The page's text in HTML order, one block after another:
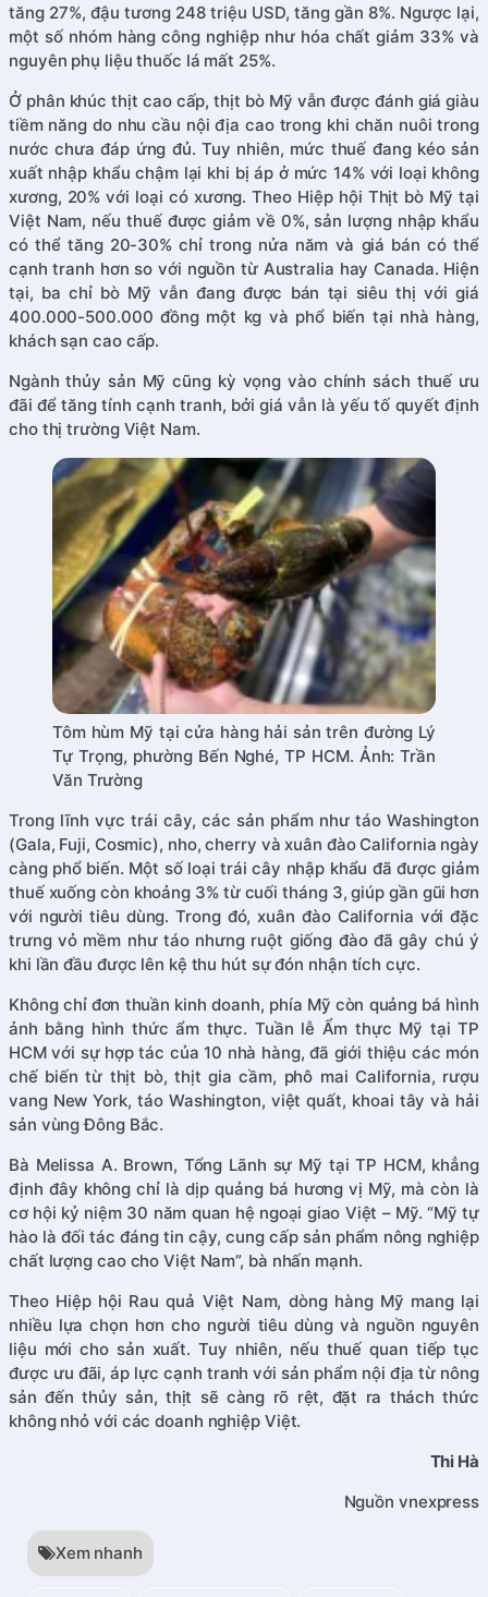
tăng 27%, đậu tương 248 triệu USD, tăng gần 8%. Ngược lại,
một số nhóm hàng công nghiệp như hóa chất giảm 33% và
nguyên phụ liệu thuốc lá mất 25%.
Ở phân khúc thịt cao cấp, thịt bò Mỹ vẫn được đánh giá giàu
tiềm năng do nhu cầu nội địa cao trong khi chăn nuôi trong
nước chưa đáp ứng đủ. Tuy nhiên, mức thuế đang kéo sản
xuất nhập khẩu chậm lại khi bị áp ở mức 14% với loại không
xương, 20% với loại có xương. Theo Hiệp hội Thịt bò Mỹ tại
Việt Nam, nếu thuế được giảm về 0%, sản lượng nhập khẩu
có thể tăng 20-30% chỉ trong nửa năm và giá bán có thể
cạnh tranh hơn so với nguồn từ Australia hay Canada. Hiện
tại, ba chỉ bò Mỹ vẫn đang được bán tại siêu thị với giá
400.000-500.000 đồng một kg và phổ biến tại nhà hàng,
khách sạn cao cấp.
Ngành thủy sản Mỹ cũng kỳ vọng vào chính sách thuế ưu
đãi để tăng tính cạnh tranh, bởi giá vẫn là yếu tố quyết định
cho thị trường Việt Nam.
Tôm hùm Mỹ tại cửa hàng hải sản trên đường Lý
Tự Trọng, phường Bến Nghé, TP HCM. Ảnh: Trần
Văn Trường
Trong lĩnh vực trái cây, các sản phẩm như táo Washington
(Gala, Fuji, Cosmic), nho, cherry và xuân đào California ngày
càng phổ biến. Một số loại trái cây nhập khẩu đã được giảm
thuế xuống còn khoảng 3% từ cuối tháng 3, giúp gần gũi hơn
với người tiêu dùng. Trong đó, xuân đào California với đặc
trưng vỏ mềm như táo nhưng ruột giống đào đã gây chú ý
khi lần đầu được lên kệ thu hút sự đón nhận tích cực.
Không chỉ đơn thuần kinh doanh, phía Mỹ còn quảng bá hình
ảnh bằng hình thức ẩm thực. Tuần lễ Ẩm thực Mỹ tại TP
HCM với sự hợp tác của 10 nhà hàng, đã giới thiệu các món
chế biến từ thịt bò, thịt gia cầm, phô mai California, rượu
vang New York, táo Washington, việt quất, khoai tây và hải
sản vùng Đông Bắc.
Bà Melissa A. Brown, Tổng Lãnh sự Mỹ tại TP HCM, khẳng
định đây không chỉ là dịp quảng bá hương vị Mỹ, mà còn là
cơ hội kỷ niệm 30 năm quan hệ ngoại giao Việt – Mỹ. “Mỹ tự
hào là đối tác đáng tin cậy, cung cấp sản phẩm nông nghiệp
chất lượng cao cho Việt Nam”, bà nhấn mạnh.
Theo Hiệp hội Rau quả Việt Nam, dòng hàng Mỹ mang lại
nhiều lựa chọn hơn cho người tiêu dùng và nguồn nguyên
liệu mới cho sản xuất. Tuy nhiên, nếu thuế quan tiếp tục
được ưu đãi, áp lực cạnh tranh với sản phẩm nội địa từ nông
sản đến thủy sản, thịt sẽ càng rõ rệt, đặt ra thách thức
không nhỏ với các doanh nghiệp Việt.
Thi Hà
Nguồn vnexpress
Xem nhanh